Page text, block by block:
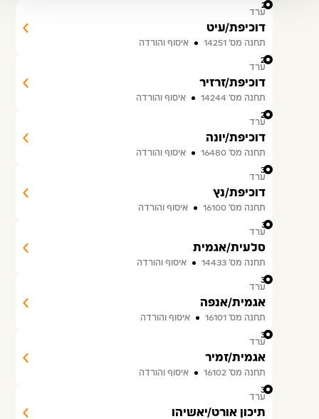
27
ערד
דוכיפת/עיט
תחנה מס׳ 14251 איסוף והורדה
28
ערד
דוכיפת/זרזיר
תחנה מס׳ 14244 איסוף והורדה
29
ערד
דוכיפת/יונה
תחנה מס׳ 16480 איסוף והורדה
30
ערד
דוכיפת/נץ
תחנה מס׳ 16100 איסוף והורדה
31
ערד
סלעית/אגמית
תחנה מס׳ 14433 איסוף והורדה
32
ערד
אגמית/אנפה
תחנה מס׳ 16101 איסוף והורדה
33
ערד
אגמית/זמיר
תחנה מס׳ 16102 איסוף והורדה
34
ערד
תיכון אורט/יאשיהו